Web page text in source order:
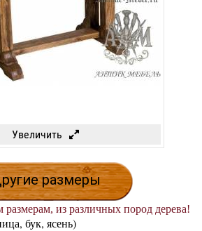
Увеличить
размеры
из различных пород дерева!
бук, ясень)